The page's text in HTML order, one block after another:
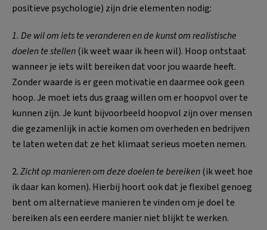
positieve psychologie) zijn drie elementen nodig:
1. De wil om iets te veranderen en de kunst om realistische
doelen te stellen(ik weet waar ik heen wil). Hoop ontstaat
wanneer je iets wilt bereiken dat voor jou waarde heeft.
Zonder waarde is er geen motivatie en daarmee ook geen
hoop. Je moet iets dus graag willen om er hoopvol over te
kunnen zijn. Je kunt bijvoorbeeld hoopvol zijn over mensen
die gezamenlijk in actie komen om overheden en bedrijven
te laten weten dat ze het klimaat serieus moeten nemen.
2.Zicht op manieren om deze doelen te bereiken(ik weet hoe
ik daar kan komen). Hierbij hoort ook dat je flexibel genoeg
bent om alternatieve manieren te vinden om je doel te
bereiken als een eerdere manier niet blijkt te werken.